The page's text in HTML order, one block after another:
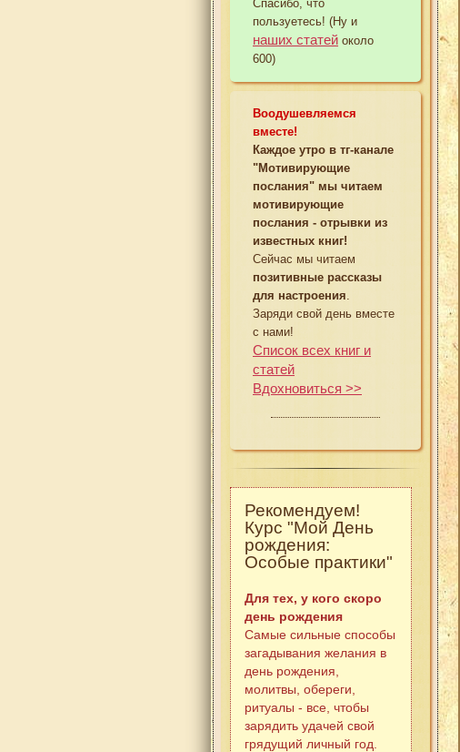
Спасибо, что
пользуетесь! (Ну и
наших статей около
600)
Воодушевляемся
вместе!
Каждое утро в тг-канале
"Мотивирующие
послания" мы читаем
мотивирующие
послания - отрывки из
известных книг!
Сейчас мы читаем
позитивные рассказы
для настроения
Заряди свой день вместе
с нами!
Список всех книг и
статей
Вдохновиться >>
Рекомендуем!
Курс "Мой День
рождения:
Особые практики"
Для тех, у кого скоро
день рождения
Самые сильные способы
загадывания желания в
день рождения,
молитвы, обереги,
ритуалы - все, чтобы
зарядить удачей свой
грядущий личный год.